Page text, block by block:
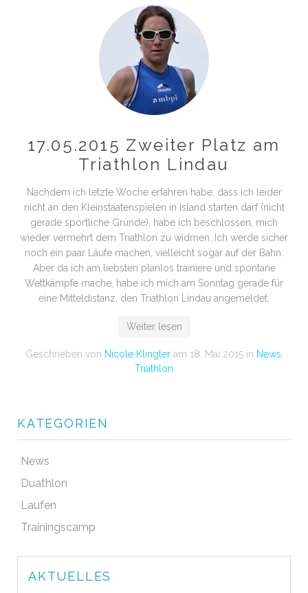
17.05.2015 Zweiter Platz am
Triathlon Lindau
Nachdem ich letzte Woche erfahren habe, dass ich leider
nicht an den Kleinstaatenspielen in Island starten darf (nicht
gerade sportliche Gründe), habe ich beschlossen, mich
wieder vermehrt dem Triathlon zu widmen. Ich werde sicher
noch ein paar Läufe machen, vielleicht sogar auf der Bahn.
Aber da ich am liebsten planlos trainiere und spontane
Wettkämpfe mache, habe ich mich am Sonntag gerade für
eine Mitteldistanz, den Triathlon Lindau angemeldet.
Weiter lesen
Geschrieben von Nicole Klingleram 18. Mai 2015in News
Triathlon
KATEGORIEN
News
Duathlon
Laufen
Trainingscamp
AKTUELLES